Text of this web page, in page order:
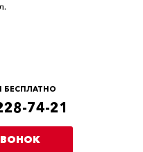
БЕСПЛАТНО
74-21